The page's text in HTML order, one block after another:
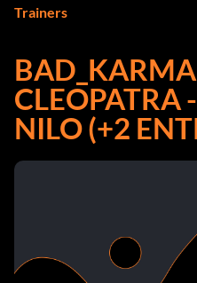
Trainers
CLEOPATRA
NILO (+2